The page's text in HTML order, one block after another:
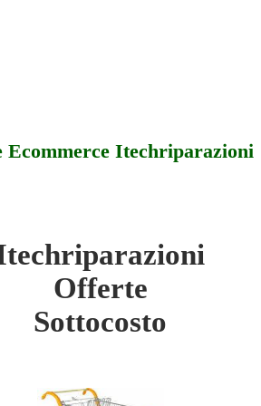
Ecommerce Itechriparazioni
- Offerte Ecommerce
- Sottocosto
Offerte
Sottocosto